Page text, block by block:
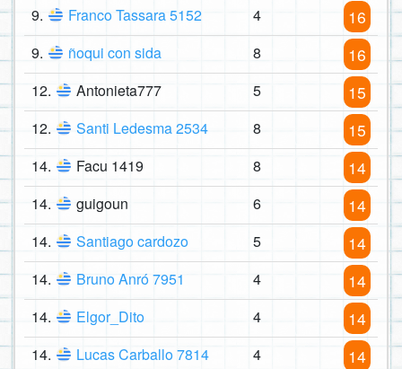
9. Franco Tassara 5152 4 16
9. ñoqui con sida 8 16
12. Antonieta777 5 15
12. Santi Ledesma 2534 8 15
14. Facu 1419 8 14
14. guigoun 6 14
14. Santiago cardozo 5 14
14. Bruno Anró 7951 4 14
14. Elgor_Dito 4 14
14. Lucas Carballo 7814 4 14